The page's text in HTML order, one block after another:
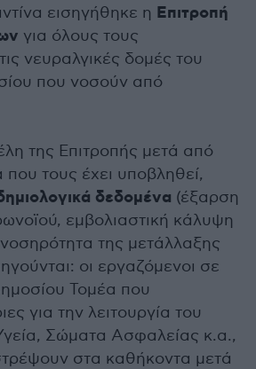
εισηγήθηκε η Επιτροπή
για όλους τους
νευραλγικές δομές του
που νοσούν από
της Επιτροπής μετά από
που τους έχει υποβληθεί,
δεδομένα (έξαρση
εμβολιαστική κάλυψη
της μετάλλαξης
οι εργαζόμενοι σε
Τομέα που
για την λειτουργία του
Σώματα Ασφαλείας κ.α.,
στα καθήκοντα μετά